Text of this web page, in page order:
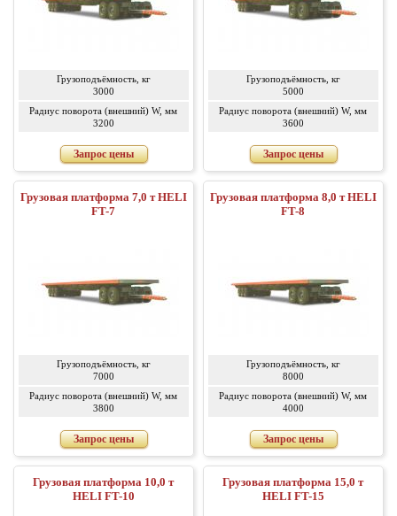
Грузоподъёмность, кг
3000
Радиус поворота (внешний) W, мм
3200
Запрос цены
Грузоподъёмность, кг
5000
Радиус поворота (внешний) W, мм
3600
Запрос цены
Грузовая платформа 7,0 т HELI
FT-7
Грузоподъёмность, кг
7000
Радиус поворота (внешний) W, мм
3800
Запрос цены
Грузовая платформа 8,0 т HELI
FT-8
Грузоподъёмность, кг
8000
Радиус поворота (внешний) W, мм
4000
Запрос цены
Грузовая платформа 10,0 т
HELI FT-10
Грузовая платформа 15,0 т
HELI FT-15